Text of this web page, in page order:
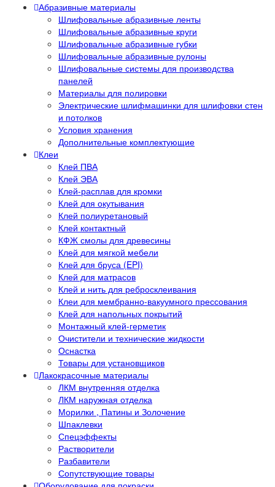
Абразивные материалы
Шлифовальные абразивные ленты
Шлифовальные абразивные круги
Шлифовальные абразивные губки
Шлифовальные абразивные рулоны
Шлифовальные системы для производства
панелей
Материалы для полировки
Электрические шлифмашинки для шлифовки стен
и потолков
Условия хранения
Дополнительные комплектующие
Клеи
Клей ПВА
Клей ЭВА
Клей-расплав для кромки
Клей для окутывания
Клей полиуретановый
Клей контактный
КФЖ смолы для древесины
Клей для мягкой мебели
Клей для бруса (EPI)
Клей для матрасов
Клей и нить для ребросклеивания
Клеи для мембранно-вакуумного прессования
Клей для напольных покрытий
Монтажный клей-герметик
Очистители и технические жидкости
Оснастка
Товары для установщиков
Лакокрасочные материалы
ЛКМ внутренняя отделка
ЛКМ наружная отделка
Морилки , Патины и Золочение
Шпаклевки
Спецэффекты
Растворители
Разбавители
Сопутствующие товары